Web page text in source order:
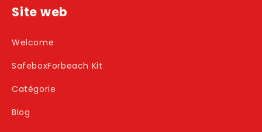
Site web
Welcome
SafeboxForbeach Kit
Catégorie
Blog